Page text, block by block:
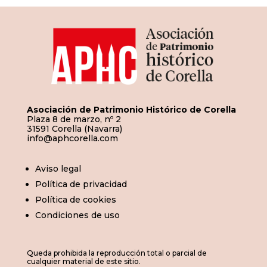
Asociación de Patrimonio Histórico de Corella
Plaza 8 de marzo, nº 2
31591 Corella (Navarra)
info@aphcorella.com
Aviso legal
Política de privacidad
Política de cookies
Condiciones de uso
Queda prohibida la reproducción total o parcial de
cualquier material de este sitio.